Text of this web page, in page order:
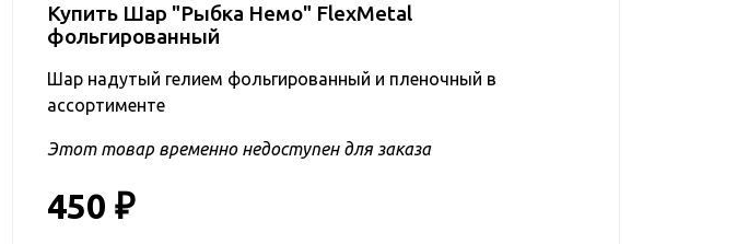
Купить Шар "Рыбка Немо" FlexMetal
фольгированный
Шар надутый гелием фольгированный и пленочный в
ассортименте
Этот товар временно недоступен для заказа
450 ₽